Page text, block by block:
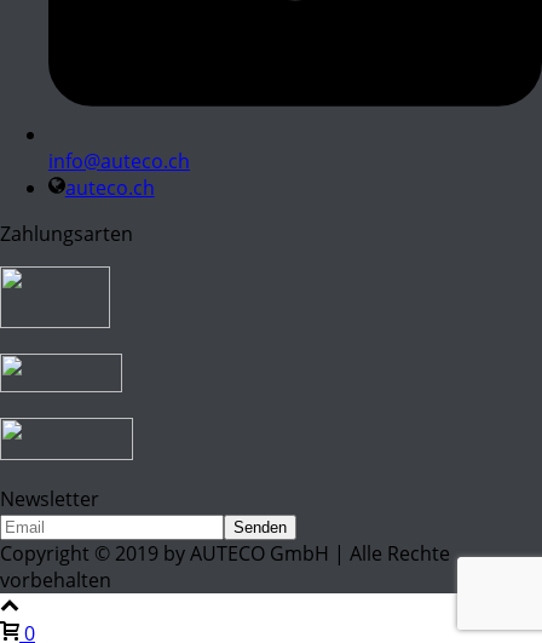
info@auteco.ch
auteco.ch
Zahlungsarten
Newsletter
Copyright © 2019 by AUTECO GmbH | Alle Rechte
vorbehalten
0